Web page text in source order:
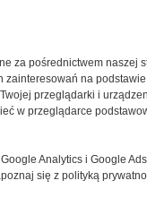
w Twoim
z naszego
polityką
.
za pośrednictwem naszej
zainteresowań na
przeglądarki i
w przeglądarce
Analytics i Google
się z polityką